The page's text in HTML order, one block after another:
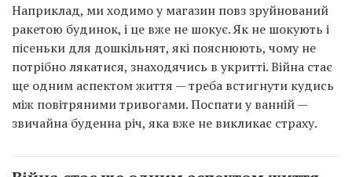
Наприклад, ми ходимо у магазин повз зруйнований
ракетою будинок, і це вже не шокує. Як не шокують і
пісеньки для дошкільнят, які пояснюють, чому не
потрібно лякатися, знаходячись в укритті. Війна стає
ще одним аспектом життя — треба встигнути кудись
між повітряними тривогами. Поспати у ванній —
звичайна буденна річ, яка вже не викликає страху.